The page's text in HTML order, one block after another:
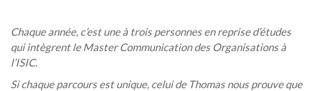
Chaque année, c’est une à trois personnes en reprise d’études
qui intègrent le Master Communication des Organisations à
l’ISIC.
Si chaque parcours est unique, celui de Thomas nous prouve que